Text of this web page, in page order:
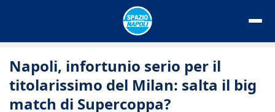
Napoli, infortunio serio per il
titolarissimo del Milan: salta il big
match di Supercoppa?